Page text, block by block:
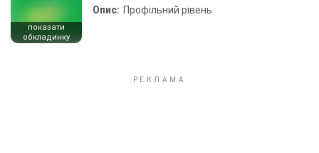
показати
обкладинку
Опис: Профільний рівень